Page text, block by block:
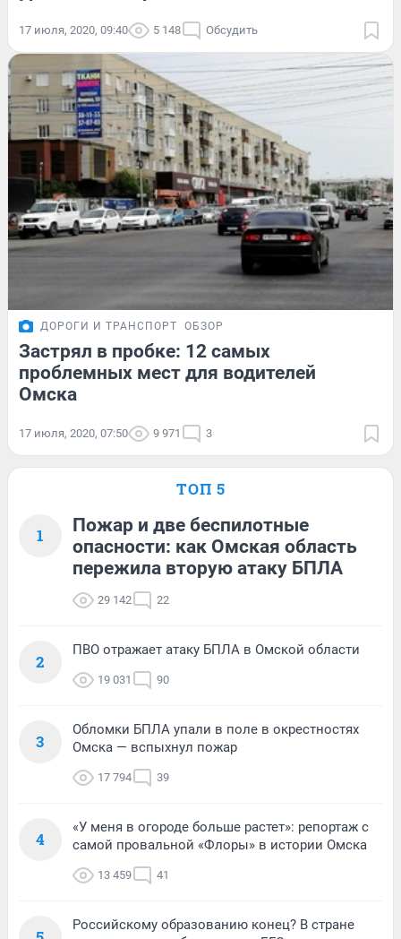
17 июля, 2020, 09:40 5 148 Обсудить
ДОРОГИ И ТРАНСПОРТ ОБЗОР
Застрял в пробке: 12 самых
проблемных мест для водителей
Омска
17 июля, 2020, 07:50 9 971 3
ТОП 5
1
Пожар и две беспилотные
опасности: как Омская область
пережила вторую атаку БПЛА
29 142 22
2
ПВО отражает атаку БПЛА в Омской области
19 031 90
3
Обломки БПЛА упали в поле в окрестностях
Омска — вспыхнул пожар
17 794 39
4
«У меня в огороде больше растет»: репортаж с
самой провальной «Флоры» в истории Омска
13 459 41
Российскому образованию конец? В стране